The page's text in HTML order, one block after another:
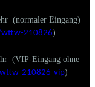
Eingang)
210826)
Eingang ohne
210826-vip)